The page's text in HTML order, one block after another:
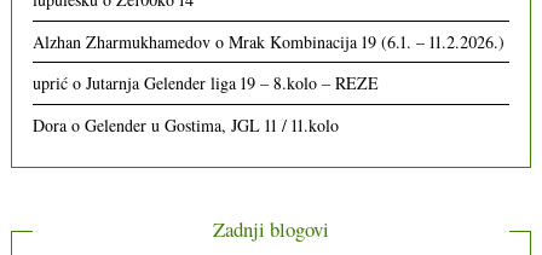
Alzhan Zharmukhamedov oMrak Kombinacija 19 (6.1. – 11.2.2026.)
uprić oJutarnja Gelender liga 19 – 8.kolo – REZE
Dora oGelender u Gostima, JGL 11 / 11.kolo
Zadnji blogovi